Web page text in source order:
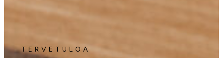
TERVETULOA